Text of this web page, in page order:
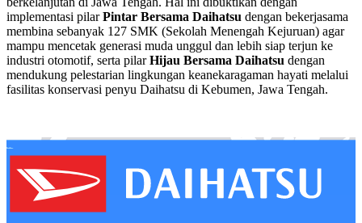
implementasi pilarPintar Bersama Daihatsu dengan bekerjasama
membina sebanyak 127 SMK (Sekolah Menengah Kejuruan) agar
mampu mencetak generasi muda unggul dan lebih siap terjun ke
industri otomotif, serta pilarHijau Bersama Daihatsu dengan
mendukung pelestarian lingkungan keanekaragaman hayati melalui
fasilitas konservasi penyu Daihatsu di Kebumen, Jawa Tengah.